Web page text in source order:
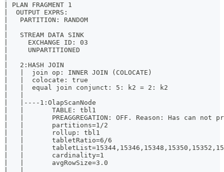
| PLAN FRAGMENT 1
|  OUTPUT EXPRS:
|   PARTITION: RANDOM
|   STREAM DATA SINK
|     EXCHANGE ID: 03
|     UNPARTITIONED
|   2:HASH JOIN
|   |  join op: INNER JOIN (COLOCATE)
|   |  colocate: true
|   |  equal join conjunct: 5: k2 = 2: k2
|   |----1:OlapScanNode
|   |       TABLE: tbl1
|   |       PREAGGREGATION: OFF. Reason: Has can not
|   |       partitions=1/2
|   |       rollup: tbl1
|   |       tabletRatio=6/6
|   |
|   |       cardinality=1
|   |       avgRowSize=3.0